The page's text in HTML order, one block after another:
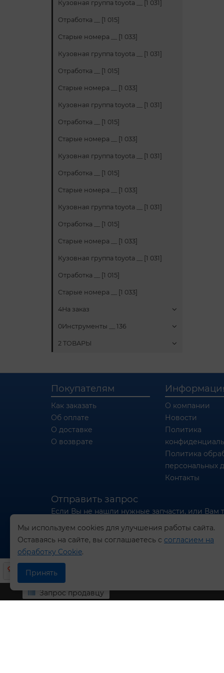
Кузовная группа toyota __ [1 031]
Отработка __ [1 015]
Старые номера __ [1 033]
Кузовная группа toyota __ [1 031]
Отработка __ [1 015]
Старые номера __ [1 033]
Кузовная группа toyota __ [1 031]
Отработка __ [1 015]
Старые номера __ [1 033]
Кузовная группа toyota __ [1 031]
Отработка __ [1 015]
Старые номера __ [1 033]
Кузовная группа toyota __ [1 031]
Отработка __ [1 015]
Старые номера __ [1 033]
Кузовная группа toyota __ [1 031]
Отработка __ [1 015]
Старые номера __ [1 033]
4На заказ
0Инструменты __ 136
2 ТОВАРЫ
Покупателям
Как заказать
Об оплате
О доставке
О возврате
О компании
Новости
Политика
Политика
персональных
Контакты
Отправить запрос
Если Вы не нашли нужные запчасти, или Вам
отправьте нам запрос - мы Вам поможем
Отправить запрос продавцу
Запрос продавцу
Мы используем cookies для улучшения работы сайта.
Оставаясь на сайте, вы соглашаетесь с согласием на
обработку Cookie.
Принять